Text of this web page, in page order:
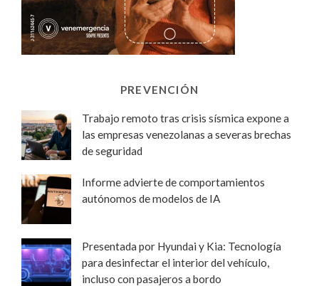
PREVENCIÓN
Trabajo remoto tras crisis sísmica expone a
las empresas venezolanas a severas brechas
de seguridad
Informe advierte de comportamientos
autónomos de modelos de IA
Presentada por Hyundai y Kia: Tecnología
para desinfectar el interior del vehículo,
incluso con pasajeros a bordo